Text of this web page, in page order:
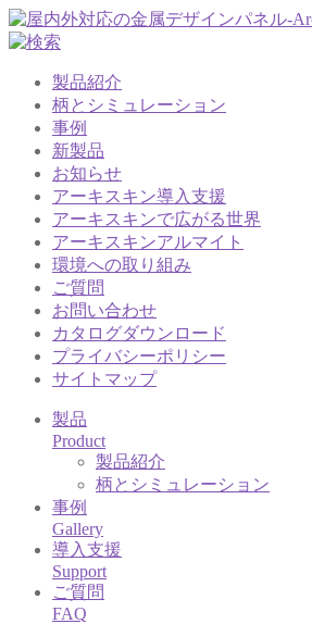
製品紹介
柄とシミュレーション
事例
新製品
お知らせ
アーキスキン導入支援
アーキスキンで広がる世界
アーキスキンアルマイト
環境への取り組み
ご質問
お問い合わせ
カタログダウンロード
プライバシーポリシー
サイトマップ
製品
Product
製品紹介
柄とシミュレーション
事例
Gallery
導入支援
Support
ご質問
FAQ